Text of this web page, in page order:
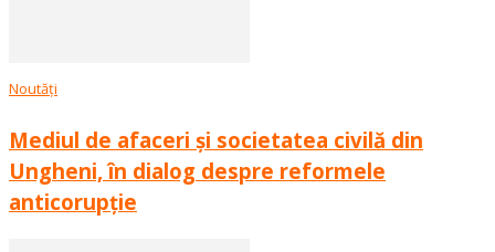
Noutăți
Mediul de afaceri și societatea civilă din
Ungheni, în dialog despre reformele
anticorupție